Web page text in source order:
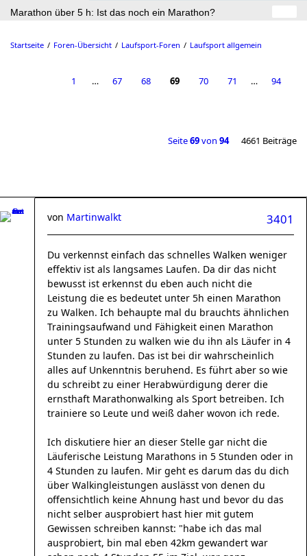
Marathon über 5 h: Ist das noch ein Marathon?
Startseite Foren-Übersicht Laufsport-Foren Laufsport allgemein
1 … 67 68 69 70 71 … 94
Seite69von 94 4661 Beiträge
3401
von Martinwalkt
Du verkennst einfach das schnelles Walken weniger
effektiv ist als langsames Laufen. Da dir das nicht
bewusst ist erkennst du eben auch nicht die
Leistung die es bedeutet unter 5h einen Marathon
zu Walken. Ich behaupte mal du brauchts ähnlichen
Trainingsaufwand und Fähigkeit einen Marathon
unter 5 Stunden zu walken wie du ihn als Läufer in 4
Stunden zu laufen. Das ist bei dir wahrscheinlich
alles auf Unkenntnis beruhend. Es führt aber so wie
du schreibt zu einer Herabwürdigung derer die
ernsthaft Marathonwalking als Sport betreiben. Ich
trainiere so Leute und weiß daher wovon ich rede.
Ich diskutiere hier an dieser Stelle gar nicht die
Läuferische Leistung Marathons in 5 Stunden oder in
4 Stunden zu laufen. Mir geht es darum das du dich
über Walkingleistungen auslässt von denen du
offensichtlich keine Ahnung hast und bevor du das
nicht selber ausprobiert hast hier mit gutem
Gewissen schreiben kannst: "habe ich das mal
ausprobiert, bin mal eben 42km gewandert war